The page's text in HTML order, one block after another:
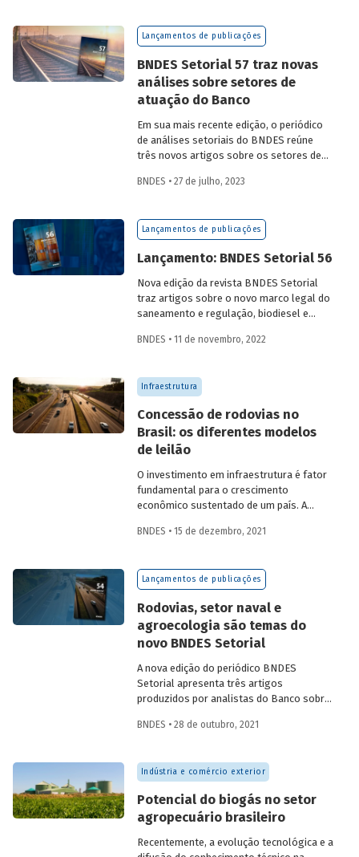
Lançamentos de publicações
BNDES Setorial 57 traz novas
análises sobre setores de
atuação do Banco
Em sua mais recente edição, o periódico
de análises setoriais do BNDES reúne
três novos artigos sobre os setores de
defesa. Saiba mais e acesse os estudos
BNDES • 27 de julho, 2023
Lançamentos de publicações
Lançamento: BNDES Setorial 56
Nova edição da revista BNDES Setorial
traz artigos sobre o novo marco legal do
saneamento e regulação, biodiesel e
leasing de aeronaves no setor de
BNDES • 11 de novembro, 2022
Infraestrutura
Concessão de rodovias no
Brasil: os diferentes modelos
de leilão
O investimento em infraestrutura é fator
fundamental para o crescimento
econômico sustentado de um país. A
concessões rodoviárias começaram a ser
sem comprometer os investimentos no
setor. Saiba mais sobre os diferentes
concessões de rodovias realizadas no
país.
BNDES • 15 de dezembro, 2021
Lançamentos de publicações
Rodovias, setor naval e
agroecologia são temas do
novo BNDES Setorial
A nova edição do periódico BNDES
Setorial apresenta três artigos
produzidos por analistas do Banco sobre
agroecologia, importantes áreas do
sobre os artigos e confira a publicação
completa.
BNDES • 28 de outubro, 2021
Indústria e comércio exterior
Potencial do biogás no setor
agropecuário brasileiro
Recentemente, a evolução tecnológica e a